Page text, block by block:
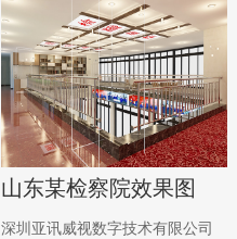
山东某检察院效果图
深圳亚讯威视数字技术有限公司